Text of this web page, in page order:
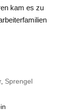
kam es zu
, Sprengel